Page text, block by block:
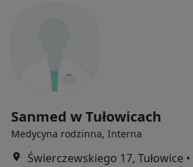
Sanmed w Tułowicach
Medycyna rodzinna, Interna
Świerczewskiego 17, Tułowice •